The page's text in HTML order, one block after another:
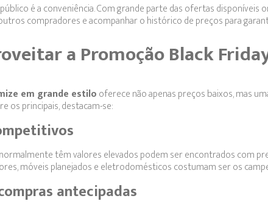
é a conveniência. Com grande parte das ofertas disponíveis
compradores e acompanhar o histórico de preços para
a Promoção Black
em grande estilooferece não apenas preços baixos, mas
os principais, destacam-se:
têm valores elevados podem ser encontrados com
móveis planejados e eletrodomésticos costumam ser os
antecipadas